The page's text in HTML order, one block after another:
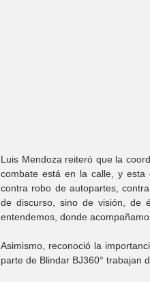
Luis Mendoza reiteró que la
combate está en la calle, y
contra robo de autopartes,
de discurso, sino de visión, de
entendemos, donde
Asimismo, reconoció la
parte de Blindar BJ360° trabajan